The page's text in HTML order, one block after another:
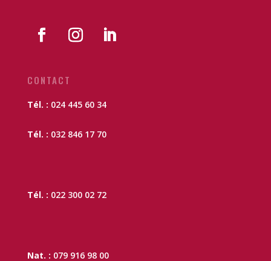
CONTACT
Tél. : 024 445 60 34
Tél. : 032 846 17 70
Tél. : 022 300 02 72
Nat. : 079 916 98 00